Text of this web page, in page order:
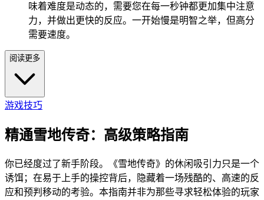
味着难度是动态的，需要您在每一秒钟都更加集中注意
力，并做出更快的反应。一开始慢是明智之举，但高分
需要速度。
阅读更多
游戏技巧
精通雪地传奇：高级策略指南
你已经度过了新手阶段。《雪地传奇》的休闲吸引力只是一个
诱饵；在易于上手的操控背后，隐藏着一场残酷的、高速的反
应和预判移动的考验。本指南并非为那些寻求轻松体验的玩家